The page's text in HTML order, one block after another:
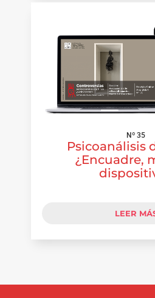
Nº 35
Psicoanálisis
¿Encuadre,
LEER